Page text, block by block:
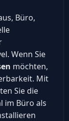
Büro,
Wenn Sie
möchten,
Mit
Sie die
im Büro als